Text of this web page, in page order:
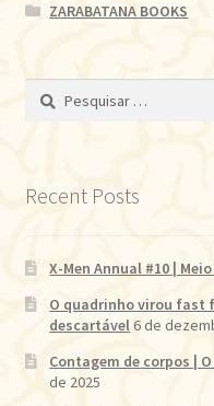
ZARABATANA BOOKS
Pesquisar
Recent Posts
X-Men Annual #10 |
O quadrinho virou fast
descartável6 de
Contagem de corpos |
de 2025